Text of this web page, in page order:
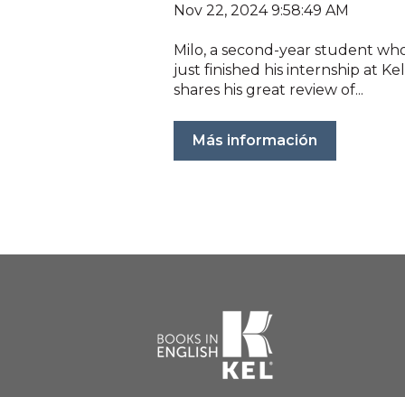
Nov 22, 2024 9:58:49 AM
Milo, a second-year student
just finished his internship at
shares his great review of...
Más información